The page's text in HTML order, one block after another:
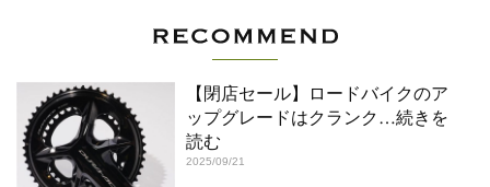
【閉店セール】ロードバイクのア
ップグレードはクランク …続きを
読む
2025/09/21